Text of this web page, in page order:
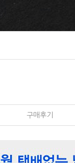
구매후기